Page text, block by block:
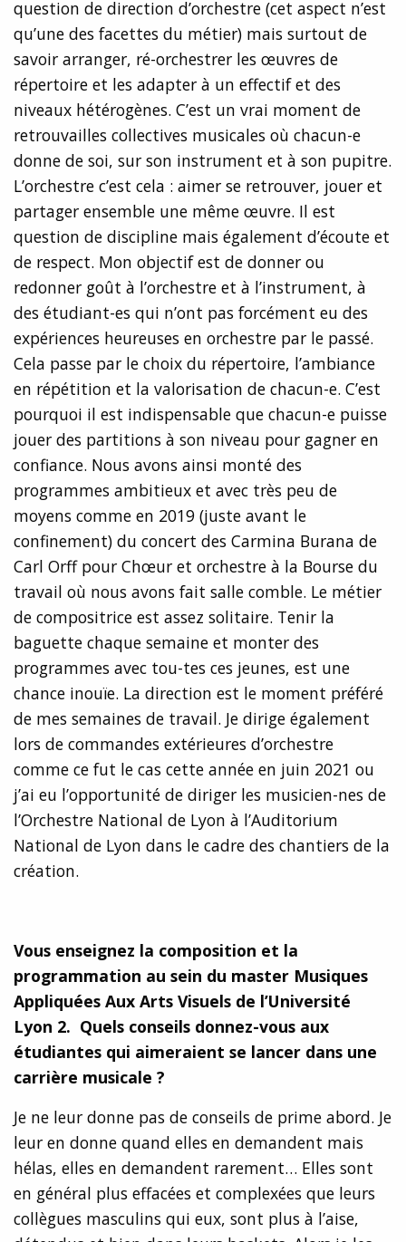
question de direction d’orchestre (cet aspect n’est
qu’une des facettes du métier) mais surtout de
savoir arranger, ré-orchestrer les œuvres de
répertoire et les adapter à un effectif et des
niveaux hétérogènes. C’est un vrai moment de
retrouvailles collectives musicales où chacun-e
donne de soi, sur son instrument et à son pupitre.
L’orchestre c’est cela : aimer se retrouver, jouer et
partager ensemble une même œuvre. Il est
question de discipline mais également d’écoute et
de respect. Mon objectif est de donner ou
redonner goût à l’orchestre et à l’instrument, à
des étudiant-es qui n’ont pas forcément eu des
expériences heureuses en orchestre par le passé.
Cela passe par le choix du répertoire, l’ambiance
en répétition et la valorisation de chacun-e. C’est
pourquoi il est indispensable que chacun-e puisse
jouer des partitions à son niveau pour gagner en
confiance. Nous avons ainsi monté des
programmes ambitieux et avec très peu de
moyens comme en 2019 (juste avant le
confinement) du concert des Carmina Burana de
Carl Orff pour Chœur et orchestre à la Bourse du
travail où nous avons fait salle comble. Le métier
de compositrice est assez solitaire. Tenir la
baguette chaque semaine et monter des
programmes avec tou-tes ces jeunes, est une
chance inouïe. La direction est le moment préféré
de mes semaines de travail. Je dirige également
lors de commandes extérieures d’orchestre
comme ce fut le cas cette année en juin 2021 ou
j’ai eu l’opportunité de diriger les musicien-nes de
l’Orchestre National de Lyon à l’Auditorium
National de Lyon dans le cadre des chantiers de la
création.
Vous enseignez la composition et la
programmation au sein du master Musiques
Appliquées Aux Arts Visuels de l’Université
Lyon 2. Quels conseils donnez-vous aux
étudiantes qui aimeraient se lancer dans une
carrière musicale ?
Je ne leur donne pas de conseils de prime abord. Je
leur en donne quand elles en demandent mais
hélas, elles en demandent rarement… Elles sont
en général plus effacées et complexées que leurs
collègues masculins qui eux, sont plus à l’aise,